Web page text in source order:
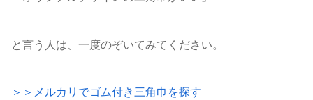
と言う人は、一度のぞいてみてください。
＞＞メルカリでゴム付き三角巾を探す